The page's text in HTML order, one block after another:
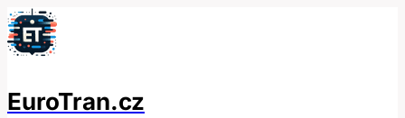
Přeskočit
na
EuroTran.cz